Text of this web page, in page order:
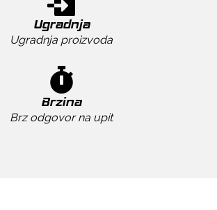
Ugradnja
Ugradnja proizvoda
Brzina
Brz odgovor na upit